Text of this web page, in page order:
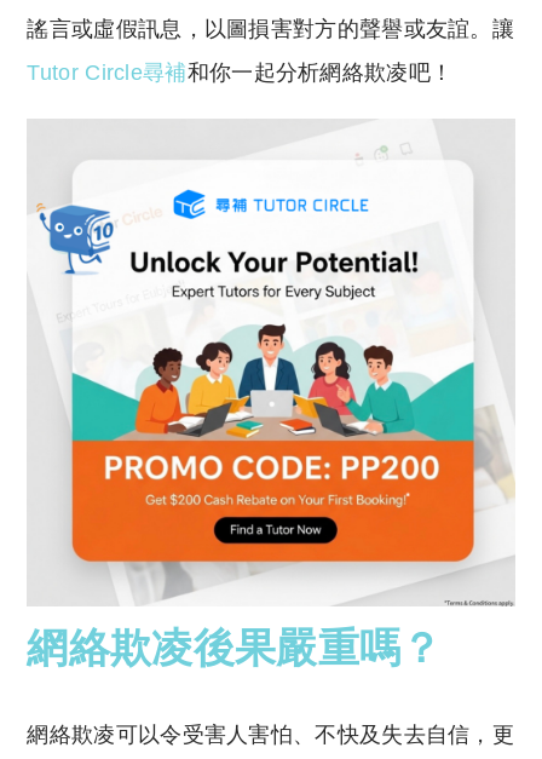
謠言或虛假訊息，以圖損害對方的聲譽或友誼。讓
Tutor Circle尋補和你一起分析網絡欺凌吧！
網絡欺凌後果嚴重嗎？
網絡欺凌可以令受害人害怕、不快及失去自信，更